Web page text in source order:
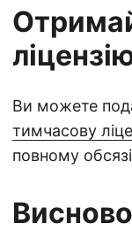
Ви можете
тимчасову
повному